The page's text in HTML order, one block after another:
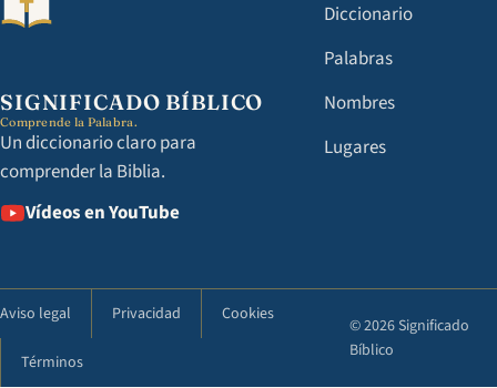
SIGNIFICADO BÍBLICO
Comprende la Palabra.
Un diccionario claro para
comprender la Biblia.
Vídeos en YouTube
Diccionario
Palabras
Nombres
Lugares
Aviso legal Privacidad Cookies
Términos
© 2026 Significado
Bíblico